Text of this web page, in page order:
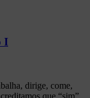
I
dirige, come,
que “sim”.